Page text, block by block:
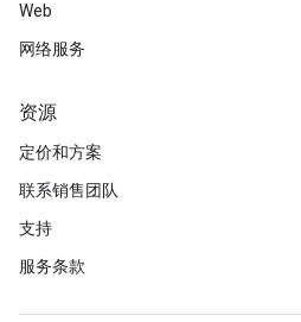
Web
网络服务
资源
定价和方案
联系销售团队
支持
服务条款